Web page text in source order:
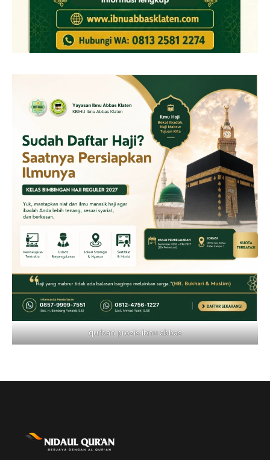
qurban prozis ibnu abbas